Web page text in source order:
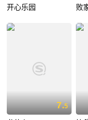
开心乐园 败
7.5